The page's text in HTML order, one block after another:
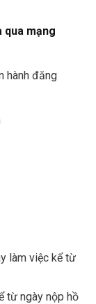
qua mạng
hành đăng
làm việc kể từ
từ ngày nộp hồ